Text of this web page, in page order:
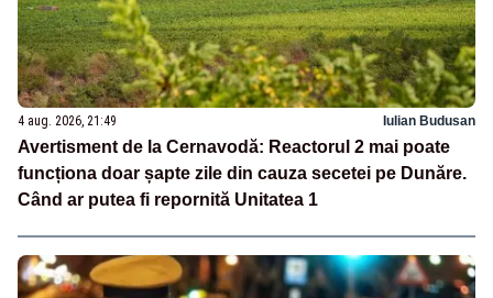
4 aug. 2026, 21:49 Iulian Budusan
Avertisment de la Cernavodă: Reactorul 2 mai poate
funcționa doar șapte zile din cauza secetei pe Dunăre.
Când ar putea fi repornită Unitatea 1